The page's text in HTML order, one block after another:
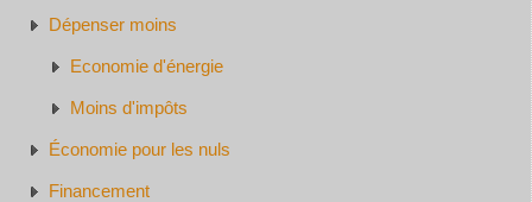
Dépenser moins
Economie d'énergie
Moins d'impôts
Économie pour les nuls
Financement